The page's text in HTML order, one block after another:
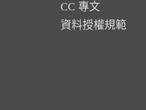
CC 專文
資料授權規範